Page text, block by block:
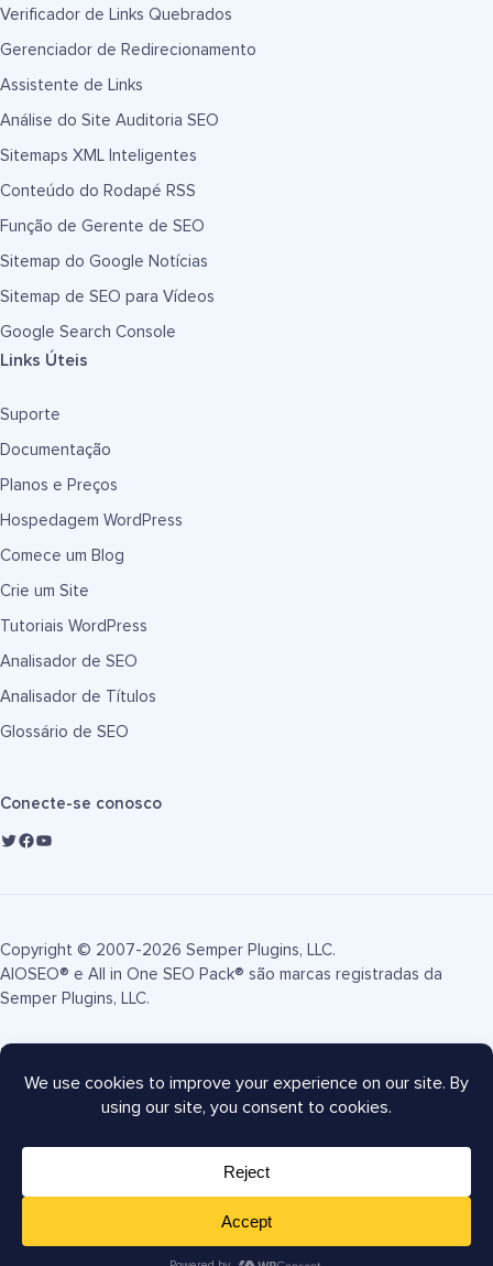
Verificador de Links Quebrados
Gerenciador de Redirecionamento
Assistente de Links
Análise do Site Auditoria SEO
Sitemaps XML Inteligentes
Conteúdo do Rodapé RSS
Função de Gerente de SEO
Sitemap do Google Notícias
Sitemap de SEO para Vídeos
Google Search Console
Links Úteis
Suporte
Documentação
Planos e Preços
Hospedagem WordPress
Comece um Blog
Crie um Site
Tutoriais WordPress
Analisador de SEO
Analisador de Títulos
Glossário de SEO
Conecte-se conosco
Copyright © 2007-2026 Semper Plugins, LLC.
AIOSEO® e All in One SEO Pack® são marcas registradas da
Semper Plugins, LLC.
Termos de Serviço
Mapa do site
Cupom AIOSEO